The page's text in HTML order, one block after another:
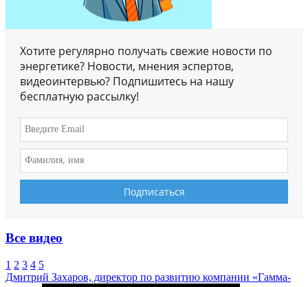
Хотите регулярно получать свежие новости по
энергетике? Новости, мнения эспертов,
видеоинтервью? Подпишитесь на нашу
бесплатную рассылку!
Все видео
1 2 3 4 5
Дмитрий Захаров, директор по развитию компании «Гамма-